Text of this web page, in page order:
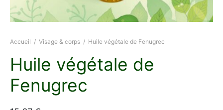
Accueil / Visage & corps / Huile végétale de Fenugrec
Huile végétale de
Fenugrec
BIO
précieux
chantilly
alimentaires